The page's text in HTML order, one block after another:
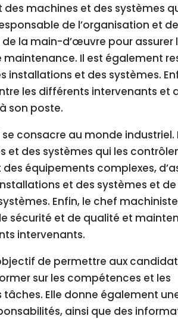
machines et des systèmes
de l’organisation et
la main-d’œuvre pour assurer
Il est également
et des systèmes.
les différents intervenants et
son poste.
consacre au monde industriel.
des systèmes qui les
équipements complexes,
et des systèmes et de
Enfin, le chef
sécurité et de qualité et
intervenants.
de permettre aux
sur les compétences et les
Elle donne également
ainsi que des